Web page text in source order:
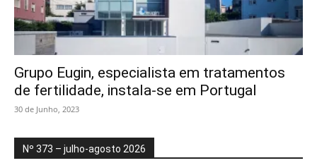
Grupo Eugin, especialista em tratamentos
de fertilidade, instala-se em Portugal
30 de Junho, 2023
Nº 373 – julho-agosto 2026